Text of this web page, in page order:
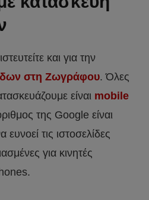
και για την
στη Ζωγράφου. Όλες
είναι mobile
της Google είναι
τις ιστοσελίδες
για κινητές